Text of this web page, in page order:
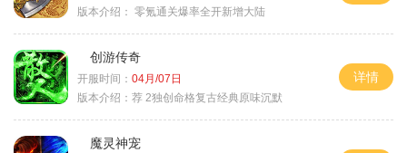
版本介绍： 零氪通关爆率全开新增大陆
创游传奇
开服时间： 04月/07日
版本介绍： 荐 2独创命格复古经典原味沉默
详情
魔灵神宠